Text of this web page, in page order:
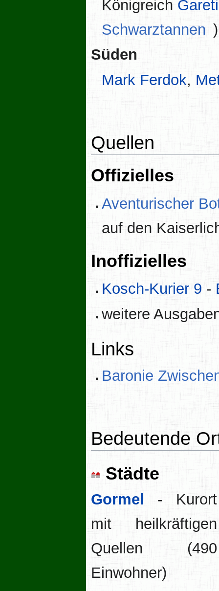
Königreich
Schwarztannen )
Süden
Mark Ferdok,
Quellen
Offizielles
Aventurischer
auf den
Inoffizielles
Kosch-Kurier 9 -
weitere
Links
Baronie
Bedeutende
Städte
Gormel
- Kurort
mit heilkräftigen
Quellen (490
Einwohner)